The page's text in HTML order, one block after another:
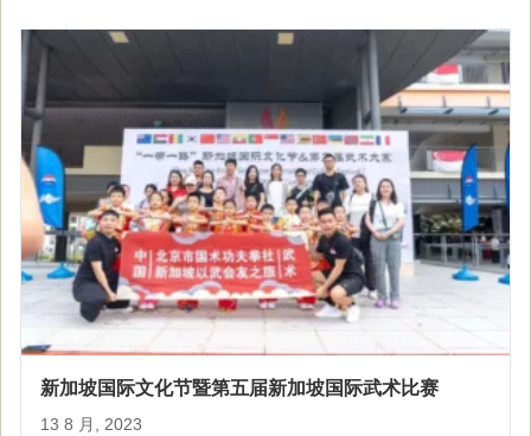
新加坡国际文化节暨第五届新加坡国际武术比赛
13 8 月, 2023